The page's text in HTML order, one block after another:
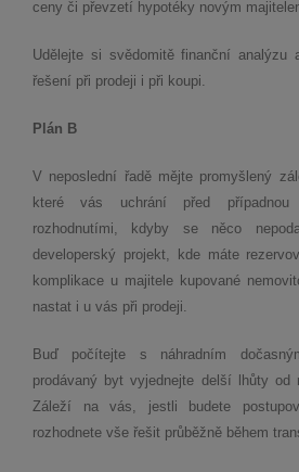
ceny či převzetí hypotéky novým
Udělejte si svědomitě finanční analýzu
řešení při prodeji i při koupi.
Plán B
V neposlední řadě mějte promyšlený
které vás uchrání před
rozhodnutími, kdyby se něco
developerský projekt, kde máte
komplikace u majitele kupované
nastat i u vás při prodeji.
Buď počítejte s náhradním
prodávaný byt vyjednejte delší lhůty od
Záleží na vás, jestli budete
rozhodnete vše řešit průběžně během